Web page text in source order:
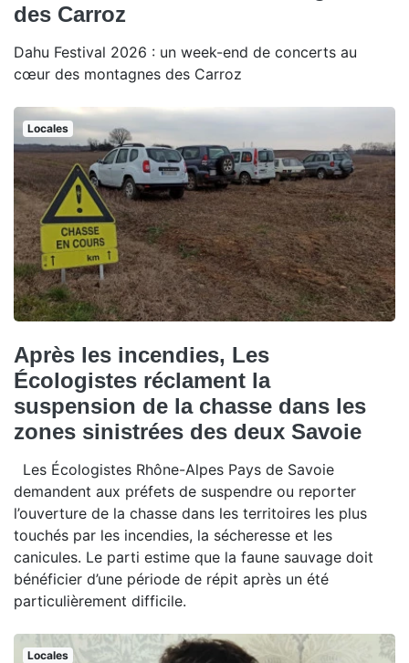
des Carroz
Dahu Festival 2026 : un week-end de concerts au
cœur des montagnes des Carroz
Locales
Après les incendies, Les
Écologistes réclament la
suspension de la chasse dans les
zones sinistrées des deux Savoie
Les Écologistes Rhône-Alpes Pays de Savoie
demandent aux préfets de suspendre ou reporter
l’ouverture de la chasse dans les territoires les plus
touchés par les incendies, la sécheresse et les
canicules. Le parti estime que la faune sauvage doit
bénéficier d’une période de répit après un été
particulièrement difficile.
Locales